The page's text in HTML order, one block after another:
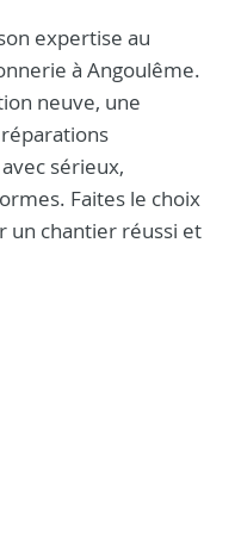
expertise au
à Angoulême.
neuve, une
sérieux,
Faites le choix
un chantier réussi et